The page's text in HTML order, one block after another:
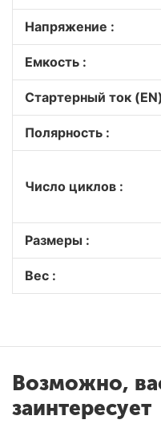
Напряжение :
Емкость :
Стартерный ток
Полярность :
Число циклов :
Размеры :
Вес :
Возможно,
заинтересует